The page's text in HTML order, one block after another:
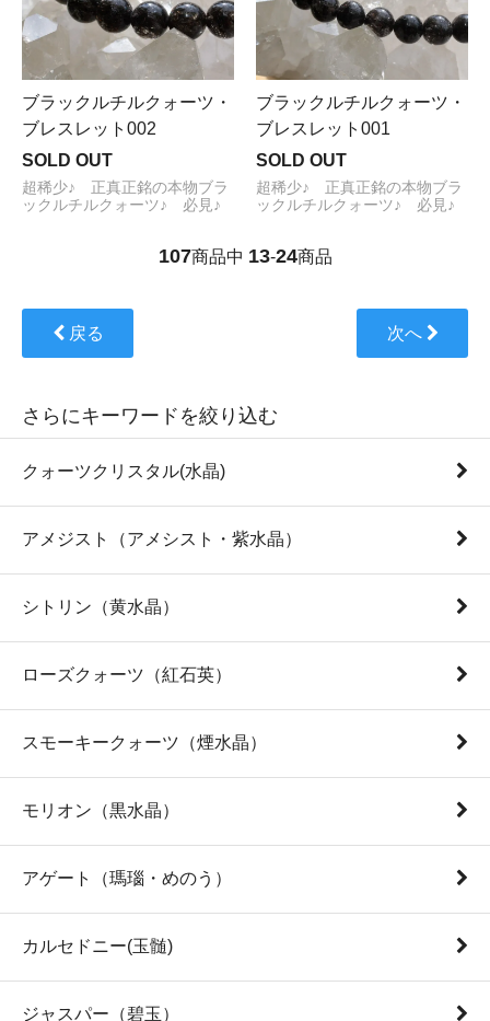
ブラックルチルクォーツ・
ブレスレット002
SOLD OUT
超稀少♪ 正真正銘の本物ブラ
ックルチルクォーツ♪ 必見♪
ブラックルチルクォーツ・
ブレスレット001
SOLD OUT
超稀少♪ 正真正銘の本物ブラ
ックルチルクォーツ♪ 必見♪
107商品中 13-24商品
戻る 次へ
さらにキーワードを絞り込む
クォーツクリスタル(水晶)
アメジスト（アメシスト・紫水晶）
シトリン（黄水晶）
ローズクォーツ（紅石英）
スモーキークォーツ（煙水晶）
モリオン（黒水晶）
アゲート（瑪瑙・めのう）
カルセドニー(玉髄)
ジャスパー（碧玉）